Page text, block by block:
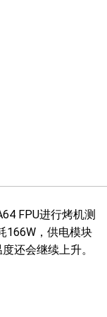
FPU进行烤机测
166W，供电模块
还会继续上升。